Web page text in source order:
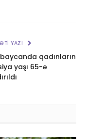
YAZI
qadınların
yaşı 65-ə